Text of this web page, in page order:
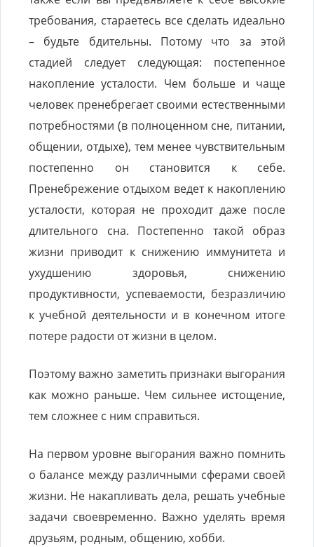
требования, стараетесь все сделать идеально
– будьте бдительны. Потому что за этой
стадией следует следующая: постепенное
накопление усталости. Чем больше и чаще
человек пренебрегает своими естественными
потребностями (в полноценном сне, питании,
общении, отдыхе), тем менее чувствительным
постепенно он становится к себе.
Пренебрежение отдыхом ведет к накоплению
усталости, которая не проходит даже после
длительного сна. Постепенно такой образ
жизни приводит к снижению иммунитета и
ухудшению здоровья, снижению
продуктивности, успеваемости, безразличию
к учебной деятельности и в конечном итоге
потере радости от жизни в целом.
Поэтому важно заметить признаки выгорания
как можно раньше. Чем сильнее истощение,
тем сложнее с ним справиться.
На первом уровне выгорания важно помнить
о балансе между различными сферами своей
жизни. Не накапливать дела, решать учебные
задачи своевременно. Важно уделять время
друзьям, родным, общению, хобби.